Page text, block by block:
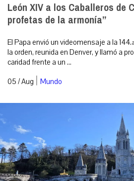
León XIV a los Caballeros de
profetas de la armonía”
El Papa envió un videomensaje a la
la orden, reunida en Denver, y llamó a
caridad frente a un ...
05 / Aug | Mundo